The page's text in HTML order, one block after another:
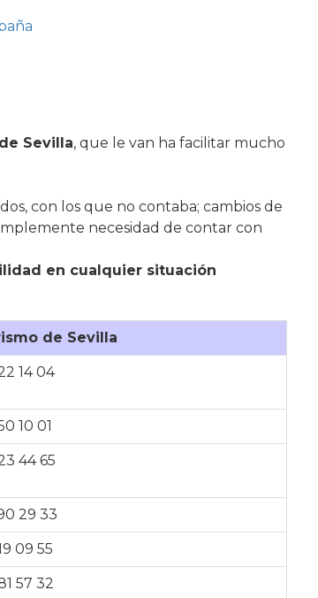
Sevilla, que le van ha facilitar mucho
con los que no contaba; cambios de
necesidad de contar con
en cualquier situación
de Sevilla
14 04
10 01
44 65
29 33
09 55
57 32